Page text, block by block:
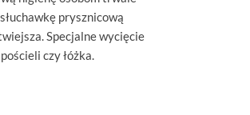
prysznicową
Specjalne wycięcie
czy łóżka.